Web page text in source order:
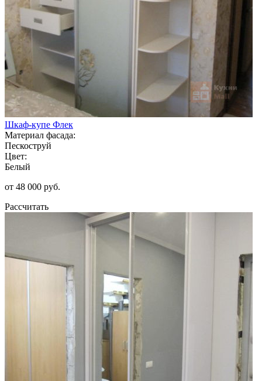
Шкаф-купе Флек
Материал фасада:
Пескоструй
Цвет:
Белый
от 48 000 руб.
Рассчитать